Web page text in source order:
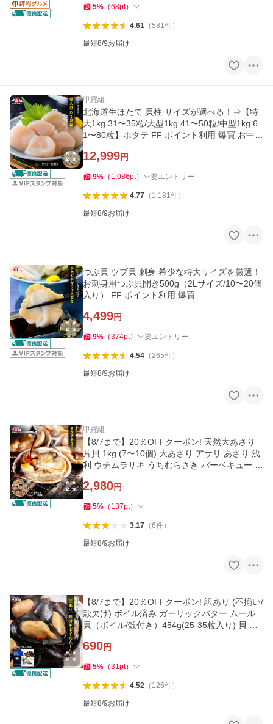
5% （68pt）
4.61（581件）
最短8/9お届け
甲羅組
北海道生ほたて 貝柱 サイズが選べる！⇒【特
大1kg 31〜35粒/大型1kg 41〜50粒/中型1kg 6
1〜80粒】ホタテ FF ポイント利用 爆買 お中元
12,999円
9% （ 1,086pt） 要エントリー
4.77（ 1,181件）
最短8/9お届け
つぶ貝 ツブ貝 刺身 希少な特大サイズを厳選！
お刺身用つぶ貝開き500g（2Lサイズ/10〜20個
入り） FF ポイント利用 爆買
4,499円
9% （374pt） 要エントリー
4.54（265件）
最短8/9お届け
甲羅組
【8/7まで】20％OFFクーポン! 天然大あさり
片貝 1kg (7〜10個) 大あさり アサリ あさり 浅
利 ウチムラサキ うちむらさき バーベキュー 海
2,980円
5% （ 137pt）
3.17（6件）
最短8/9お届け
【8/7まで】20％OFFクーポン! 訳あり (不揃い/
殻欠け) ボイル済み ガーリックバター ムール
貝（ボイル/殻付き）454g(25-35粒入り) 貝 殻
690円
5% （31pt）
4.52（ 126件）
最短8/9お届け